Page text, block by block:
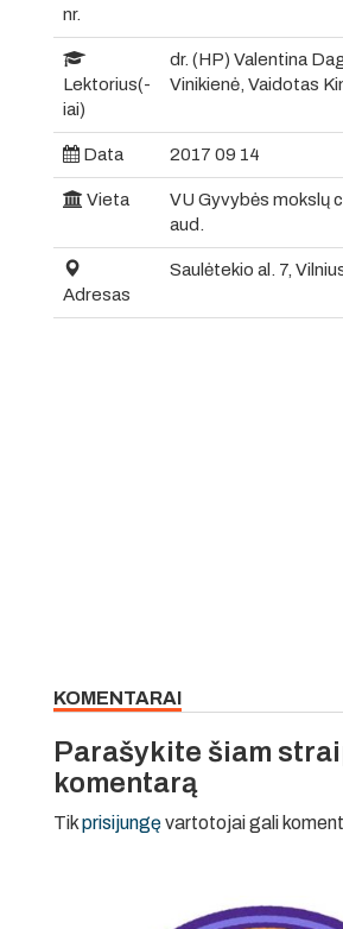
nr.
Lektorius(-
iai)
dr. (HP) Valentina
Vinikienė, Vaidotas
Data 2017 09 14
Vieta
VU Gyvybės mokslų
aud.
Adresas
Saulėtekio al. 7,
KOMENTARAI
Parašykite šiam
komentarą
Tikprisijungęvartotojai gali